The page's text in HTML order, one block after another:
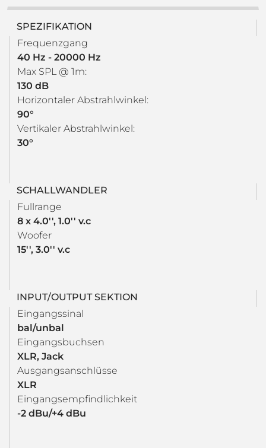
SPEZIFIKATION
Frequenzgang
40 Hz - 20000 Hz
Max SPL @ 1m:
130 dB
Horizontaler Abstrahlwinkel:
90°
Vertikaler Abstrahlwinkel:
30°
SCHALLWANDLER
Fullrange
8 x 4.0'', 1.0'' v.c
Woofer
15'', 3.0'' v.c
INPUT/OUTPUT SEKTION
Eingangssinal
bal/unbal
Eingangsbuchsen
XLR, Jack
Ausgangsanschlüsse
XLR
Eingangsempfindlichkeit
-2 dBu/+4 dBu